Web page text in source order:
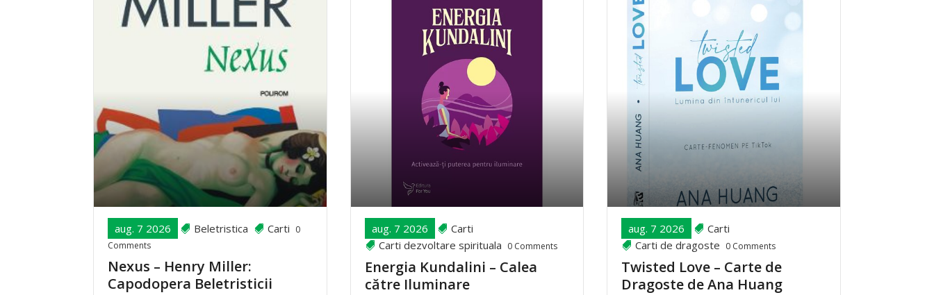
Nexus – Henry Miller:
Capodopera Beletristicii
aug. 7 2026 Beletristica Carti 0
Comments
Energia Kundalini – Calea
către Iluminare
aug. 7 2026
Carti
Carti dezvoltare spirituala 0 Comments
Twisted Love – Carte de
Dragoste de Ana Huang
aug. 7 2026
Carti
Carti de dragoste 0 Comments